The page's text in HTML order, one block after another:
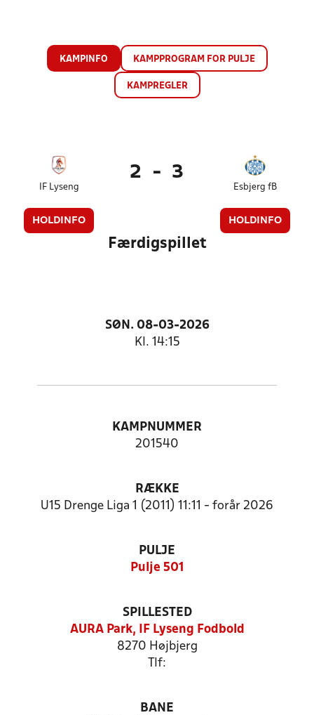
KAMPINFO KAMPPROGRAM FOR PULJE
KAMPREGLER
IF Lyseng
HOLDINFO
2 - 3
Esbjerg fB
HOLDINFO
Færdigspillet
SØN. 08-03-2026
Kl. 14:15
KAMPNUMMER
201540
RÆKKE
U15 Drenge Liga 1 (2011) 11:11 - forår 2026
PULJE
Pulje 501
SPILLESTED
AURA Park, IF Lyseng Fodbold
8270 Højbjerg
Tlf:
BANE